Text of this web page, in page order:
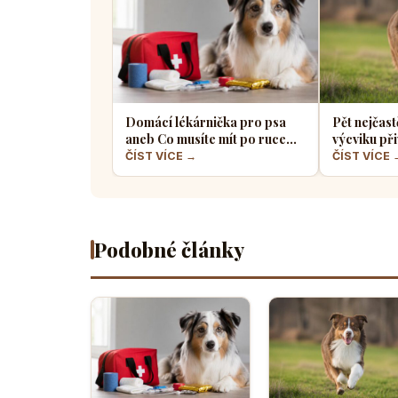
Domácí lékárnička pro psa
aneb Co musíte mít po ruce
pro případ nouze
ČÍST VÍCE →
Pět
výcviku
většina
ČÍST VÍCE
Podobné články